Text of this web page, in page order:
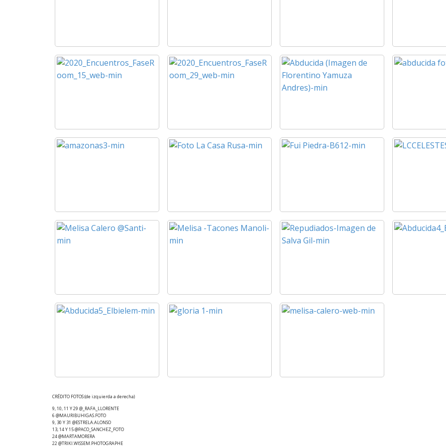
CRÉDITO FOTOS:(de izquierda a derecha)
9, 10, 11 Y 29 @_RAFA_LLORENTE
6 @MAURIBUHIGAS.FOTO
9, 30 Y 31 @ESTRELA.ALONSO
13, 14 Y 15 @PACO_SANCHEZ_FOTO
24 @MARTAMORERA
22 @TRIKI.WISSEM.PHOTOGRAPHE